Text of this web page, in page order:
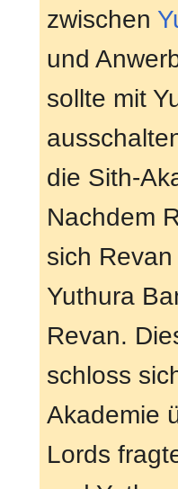
zwischen
und
sollte mit
die Sith-
Nachdem
sich
Yuthura
Revan.
schloss
Akademie
Lords